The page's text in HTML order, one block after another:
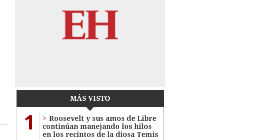
MÁS VISTO
1
Roosevelt y sus amos de Libre
continúan manejando los hilos
en los recintos de la diosa Temis